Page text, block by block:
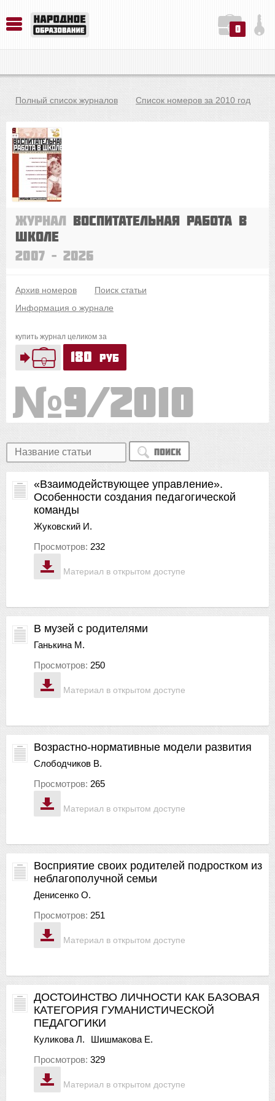
0
Полный список журналов Список номеров за 2010 год
Журнал Воспитательная работа в
школе
2007 – 2026
Архив номеров
Поиск статьи
Информация о журнале
купить журнал целиком за
180 руб
9/2010
Поиск
Материал в открытом доступе
«Взаимодействующее управление».
Особенности создания педагогической
команды
Жуковский И.
Просмотров: 232
Материал в открытом доступе
В музей с родителями
Ганькина М.
Просмотров: 250
Материал в открытом доступе
Возрастно-нормативные модели развития
Слободчиков В.
Просмотров: 265
Материал в открытом доступе
Восприятие своих родителей подростком из
неблагополучной семьи
Денисенко О.
Просмотров: 251
Материал в открытом доступе
ДОСТОИНСТВО ЛИЧНОСТИ КАК БАЗОВАЯ
КАТЕГОРИЯ ГУМАНИСТИЧЕСКОЙ
ПЕДАГОГИКИ
Куликова Л.
Шишмакова Е.
Просмотров: 329